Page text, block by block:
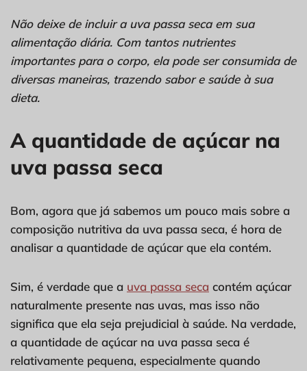
Não deixe de incluir a uva passa seca em sua
alimentação diária. Com tantos nutrientes
importantes para o corpo, ela pode ser consumida de
diversas maneiras, trazendo sabor e saúde à sua
dieta.
A quantidade de açúcar na
uva passa seca
Bom, agora que já sabemos um pouco mais sobre a
composição nutritiva da uva passa seca, é hora de
analisar a quantidade de açúcar que ela contém.
Sim, é verdade que a uva passa seca contém açúcar
naturalmente presente nas uvas, mas isso não
significa que ela seja prejudicial à saúde. Na verdade,
a quantidade de açúcar na uva passa seca é
relativamente pequena, especialmente quando